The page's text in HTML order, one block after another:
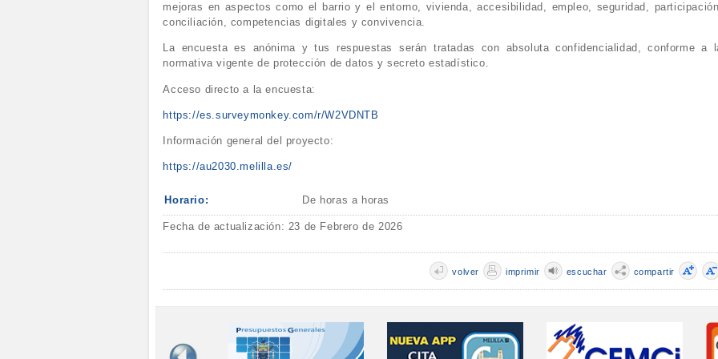
mejoras en aspectos como el barrio y el entorno, vivienda, accesibilidad, empleo, seguridad,
conciliación, competencias digitales y convivencia.
La encuesta es anónima y tus respuestas serán tratadas con absoluta confidencialidad, conforme a
normativa vigente de protección de datos y secreto estadístico.
Acceso directo a la encuesta:
https://es.surveymonkey.com/r/W2VDNTB
Información general del proyecto:
https://au2030.melilla.es/
Horario: De horas a horas
Fecha de actualización: 23 de Febrero de 2026
compartir
escuchar
imprimir
volver